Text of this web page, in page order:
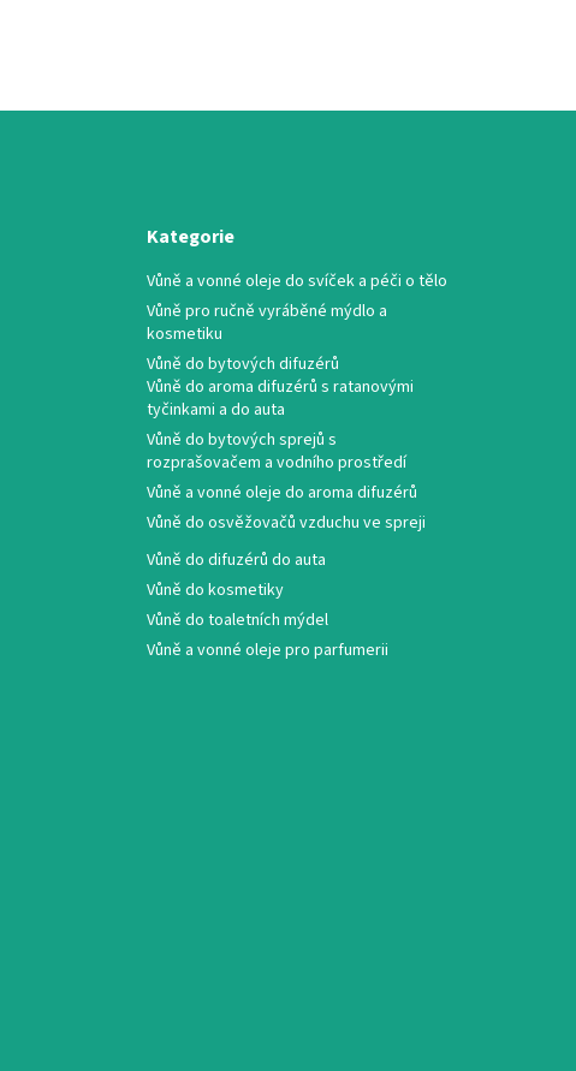
Kategorie
Vůně a vonné oleje do svíček a péči o tělo
Vůně pro ručně vyráběné mýdlo a
kosmetiku
Vůně do bytových difuzérů
Vůně do aroma difuzérů s ratanovými
tyčinkami a do auta
Vůně do bytových sprejů s
rozprašovačem a vodního prostředí
Vůně a vonné oleje do aroma difuzérů
Vůně do osvěžovačů vzduchu ve spreji
Vůně do difuzérů do auta
Vůně do kosmetiky
Vůně do toaletních mýdel
Vůně a vonné oleje pro parfumerii